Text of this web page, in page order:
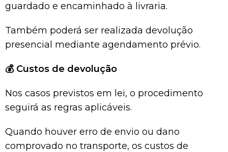
guardado e encaminhado à livraria.
Também poderá ser realizada devolução
presencial mediante agendamento prévio.
💰Custos de devolução
Nos casos previstos em lei, o procedimento
seguirá as regras aplicáveis.
Quando houver erro de envio ou dano
comprovado no transporte, os custos de